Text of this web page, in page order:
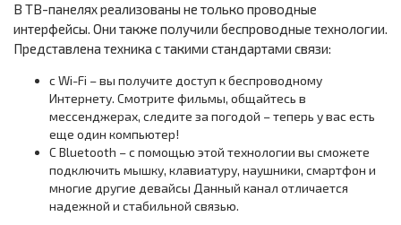
В ТВ-панелях реализованы не только проводные
интерфейсы. Они также получили беспроводные технологии.
Представлена техника с такими стандартами связи:
с Wi-Fi – вы получите доступ к беспроводному
Интернету. Смотрите фильмы, общайтесь в
мессенджерах, следите за погодой – теперь у вас есть
еще один компьютер!
С Bluetooth – с помощью этой технологии вы сможете
подключить мышку, клавиатуру, наушники, смартфон и
многие другие девайсы Данный канал отличается
надежной и стабильной связью.